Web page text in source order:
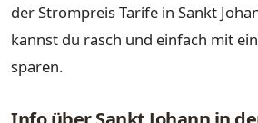
der Strompreis Tarife in Sankt
kannst du rasch und einfach mit
sparen.